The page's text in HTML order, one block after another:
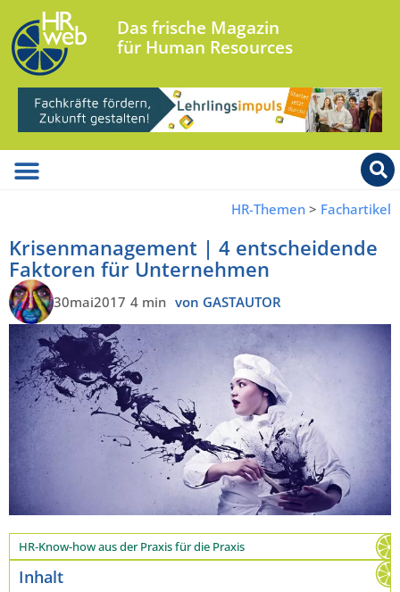
Das frische Magazin
für Human Resources
HR-Themen > Fachartikel
Krisenmanagement | 4 entscheidende
Faktoren für Unternehmen
30mai2017 4 min von GASTAUTOR
HR-Know-how aus der Praxis für die Praxis
Inhalt